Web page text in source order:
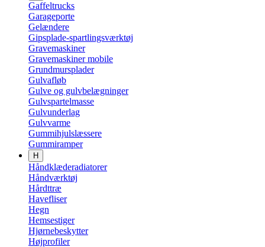
Gaffeltrucks
Garageporte
Gelændere
Gipsplade-spartlingsværktøj
Gravemaskiner
Gravemaskiner mobile
Grundmursplader
Gulvafløb
Gulve og gulvbelægninger
Gulvspartelmasse
Gulvunderlag
Gulvvarme
Gummihjulslæssere
Gummiramper
H
Håndklæderadiatorer
Håndværktøj
Hårdttræ
Havefliser
Hegn
Hemsestiger
Hjørnebeskytter
Højprofiler